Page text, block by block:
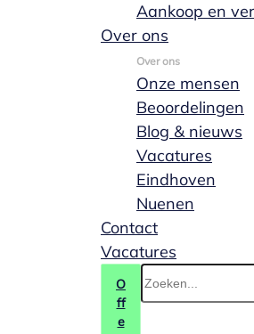
Aankoop en
Over ons
Over ons
Onze mensen
Beoordelingen
Blog & nieuws
Vacatures
Eindhoven
Nuenen
Contact
Vacatures
O
ff
e
Van Nunen
13 mei
ervaring is
heel goed